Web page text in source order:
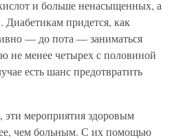
и больше ненасыщенных, а
Диабетикам придется, как
— до пота — заниматься
не менее четырех с половиной
есть шанс предотвратить
эти мероприятия здоровым
чем больным. С их помощью